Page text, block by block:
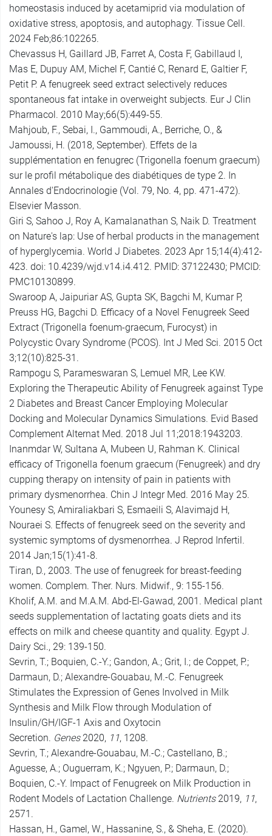
homeostasis induced by acetamiprid via modulation of
oxidative stress, apoptosis, and autophagy. Tissue Cell.
2024 Feb;86:102265.
Chevassus H, Gaillard JB, Farret A, Costa F, Gabillaud I,
Mas E, Dupuy AM, Michel F, Cantié C, Renard E, Galtier F,
Petit P. A fenugreek seed extract selectively reduces
spontaneous fat intake in overweight subjects. Eur J Clin
Pharmacol. 2010 May;66(5):449-55.
Mahjoub, F., Sebai, I., Gammoudi, A., Berriche, O., &
Jamoussi, H. (2018, September). Effets de la
supplémentation en fenugrec (Trigonella foenum graecum)
sur le profil métabolique des diabétiques de type 2. In
Annales d'Endocrinologie (Vol. 79, No. 4, pp. 471-472).
Elsevier Masson.
Giri S, Sahoo J, Roy A, Kamalanathan S, Naik D. Treatment
on Nature's lap: Use of herbal products in the management
of hyperglycemia. World J Diabetes. 2023 Apr 15;14(4):412-
423. doi: 10.4239/wjd.v14.i4.412. PMID: 37122430; PMCID:
PMC10130899.
Swaroop A, Jaipuriar AS, Gupta SK, Bagchi M, Kumar P,
Preuss HG, Bagchi D. Efficacy of a Novel Fenugreek Seed
Extract (Trigonella foenum-graecum, Furocyst) in
Polycystic Ovary Syndrome (PCOS). Int J Med Sci. 2015 Oct
3;12(10):825-31.
Rampogu S, Parameswaran S, Lemuel MR, Lee KW.
Exploring the Therapeutic Ability of Fenugreek against Type
2 Diabetes and Breast Cancer Employing Molecular
Docking and Molecular Dynamics Simulations. Evid Based
Complement Alternat Med. 2018 Jul 11;2018:1943203.
Inanmdar W, Sultana A, Mubeen U, Rahman K. Clinical
efficacy of Trigonella foenum graecum (Fenugreek) and dry
cupping therapy on intensity of pain in patients with
primary dysmenorrhea. Chin J Integr Med. 2016 May 25.
Younesy S, Amiraliakbari S, Esmaeili S, Alavimajd H,
Nouraei S. Effects of fenugreek seed on the severity and
systemic symptoms of dysmenorrhea. J Reprod Infertil.
2014 Jan;15(1):41-8.
Tiran, D., 2003. The use of fenugreek for breast-feeding
women. Complem. Ther. Nurs. Midwif., 9: 155-156.
Kholif, A.M. and M.A.M. Abd-El-Gawad, 2001. Medical plant
seeds supplementation of lactating goats diets and its
effects on milk and cheese quantity and quality. Egypt J.
Dairy Sci., 29: 139-150.
Sevrin, T.; Boquien, C.-Y.; Gandon, A.; Grit, I.; de Coppet, P.;
Darmaun, D.; Alexandre-Gouabau, M.-C. Fenugreek
Stimulates the Expression of Genes Involved in Milk
Synthesis and Milk Flow through Modulation of
Insulin/GH/IGF-1 Axis and Oxytocin
Secretion. Genes2020, 11, 1208.
Sevrin, T.; Alexandre-Gouabau, M.-C.; Castellano, B.;
Aguesse, A.; Ouguerram, K.; Ngyuen, P.; Darmaun, D.;
Boquien, C.-Y. Impact of Fenugreek on Milk Production in
Rodent Models of Lactation Challenge. Nutrients2019, 11,
2571.
Hassan, H., Gamel, W., Hassanine, S., & Sheha, E. (2020).